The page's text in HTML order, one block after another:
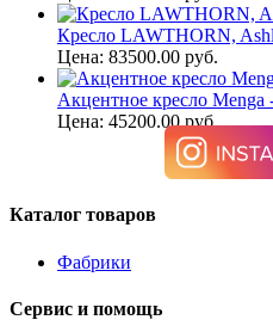
Кресло LAWTHORN,
Цена: 83500.00 руб.
Акцентное кресло
Цена: 45200.00 руб.
Каталог товаров
Фабрики
Сервис и помощь